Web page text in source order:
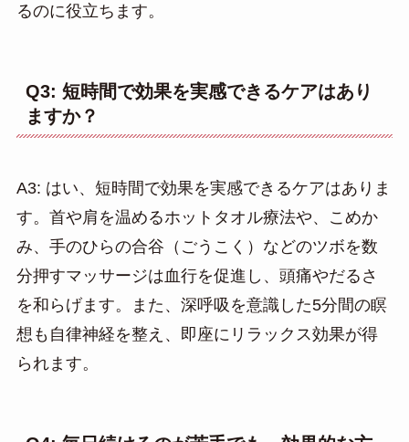
るのに役立ちます。
Q3: 短時間で効果を実感できるケアはあり
ますか？
A3: はい、短時間で効果を実感できるケアはありま
す。首や肩を温めるホットタオル療法や、こめか
み、手のひらの合谷（ごうこく）などのツボを数
分押すマッサージは血行を促進し、頭痛やだるさ
を和らげます。また、深呼吸を意識した5分間の瞑
想も自律神経を整え、即座にリラックス効果が得
られます。